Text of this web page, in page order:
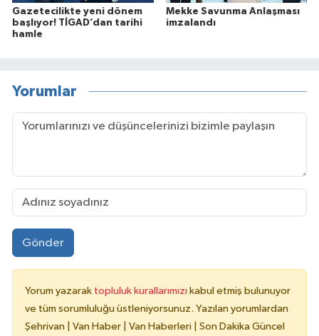
Gazetecilikte yeni dönem
başlıyor! TİGAD’dan tarihi
hamle
Mekke Savunma Anlaşması
imzalandı
Yorumlar
Gönder
Yorum yazarak topluluk kurallarımızı kabul etmiş bulunuyor
ve tüm sorumluluğu üstleniyorsunuz. Yazılan yorumlardan
Şehrivan | Van Haber | Van Haberleri | Son Dakika Güncel